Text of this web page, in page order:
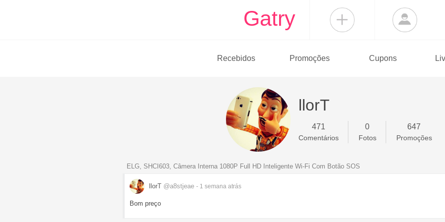
Gatry
Recebidos Promoções Cupons
llorT
471
Comentários
0
Fotos
647
Promoções
ELG, SHCI603, Câmera Interna 1080P Full HD Inteligente Wi-Fi Com Botão SOS
llorT @a8stjeae - 1 semana atrás
Bom preço